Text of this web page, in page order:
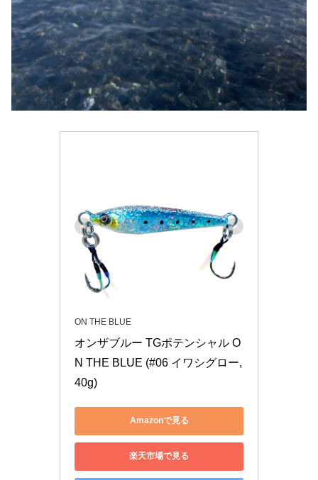
ON THE BLUE
オンザブルー TGポテンシャル O
N THE BLUE (#06 イワシグロー,
40g)
Amazonで見る
楽天市場で見る